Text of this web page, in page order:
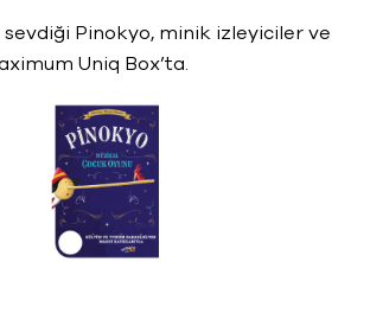
Pinokyo, minik izleyiciler ve
Uniq Box’ta.